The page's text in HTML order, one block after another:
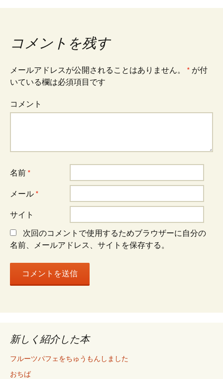
投
稿
ナ
ビ
ー
シ
ョ
ン
コメントを残す
メールアドレスが公開されることはありません。 * が付
いている欄は必須項目です
コメント
名前 *
メール *
サイト
次回のコメントで使用するためブラウザーに自分の
名前、メールアドレス、サイトを保存する。
新しく紹介した本
フルーツパフェをちゅうもんしました
おちば